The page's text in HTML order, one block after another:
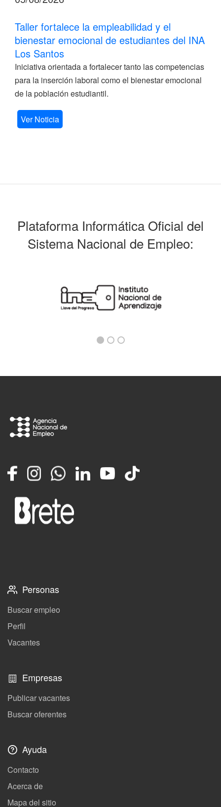
Taller fortalece la empleabilidad y el
bienestar emocional de estudiantes del INA
Los Santos
Iniciativa orientada a fortalecer tanto las competencias
para la inserción laboral como el bienestar emocional
de la población estudiantil.
Ver Noticia
Plataforma Informática Oficial del
Sistema Nacional de Empleo:
FacebookInstagramWhatsappLinkedInYouTube
TikTok
Personas
Buscar empleo
Perfil
Vacantes
Empresas
Publicar vacantes
Buscar oferentes
Ayuda
Contacto
Acerca de
Mapa del sitio